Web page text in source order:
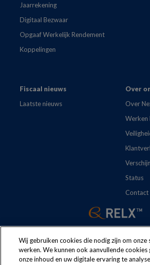
Jaarrekening
Digitaal Bezwaar
Opgaaf Werkelijk Rendement
Koppelingen
Fiscaal nieuws
Laatste nieuws
Over
Over
Werken
Status
Contact
Wij gebruiken cookies die nodig zijn om onze
werken. We kunnen ook aanvullende cookies
onze inhoud en uw digitale ervaring te